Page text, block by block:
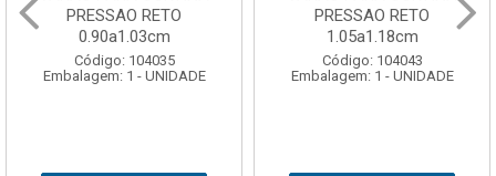
PRESSAO RETO
0.90a1.03cm
Código: 104035
Embalagem: 1 - UNIDADE
PRESSAO RETO
1.05a1.18cm
Código: 104043
Embalagem: 1 - UNIDADE